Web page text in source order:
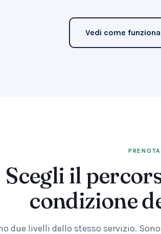
Vedi come
PRENOTA
Scegli il
condizione
due livelli dello stesso servizio.